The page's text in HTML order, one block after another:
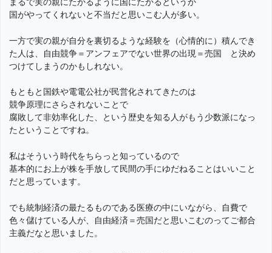
国がやってくれないと不当だと思いこむ人が多い。
一方で実の親が自分を裏切るような経験を（心情的に）積んでき
た人は、自由競争＝アンフェアでない世界の出現＝売国 と決め
つけてしまうのかもしれない。
もともと国鉄や電電公社が民営化されてきたのは
競争原理にさらされないことで
腐敗して非効率化した、という歴史を知る人がもう少数派になっ
たということですね。
私はそういう時代をちらっと知っているので
基本的にお上が株を手放して民間の手にゆだねることはいいこと
だと思っています。
でも統制経済の最たるものである医療の中にいながら、自費で
色々儲けている人が、自由経済＝売国だと思いこむのってご都合
主義だなと思いました。